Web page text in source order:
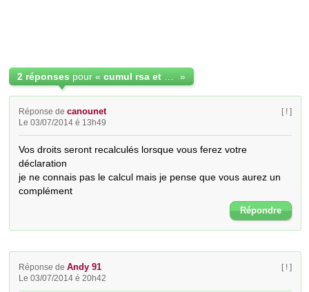
2 réponses pour « »
Réponse decanounet
Le 03/07/2014 é 13h49
[ ! ]
Vos droits seront recalculés lorsque vous ferez votre
déclaration
je ne connais pas le calcul mais je pense que vous aurez un
complément
Répondre
Réponse deAndy 91
Le 03/07/2014 é 20h42
[ ! ]